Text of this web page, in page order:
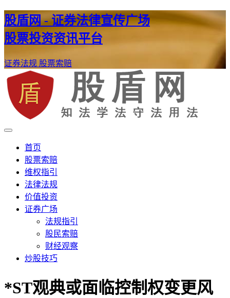
股盾网 - 证券法律宣传广场
股票投资资讯平台
证券法规 股票索赔
股盾网
证券股票维权网
首页
股票索赔
维权指引
法律法规
价值投资
证券广场
法规指引
股民索赔
财经观察
炒股技巧
*ST观典或面临控制权变更风